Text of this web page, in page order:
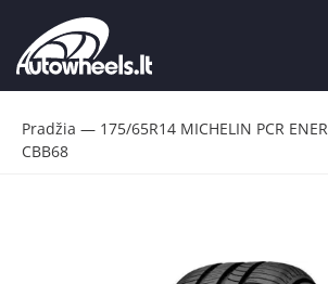
Pradžia — 175/65R14 MICHELIN PCR
CBB68